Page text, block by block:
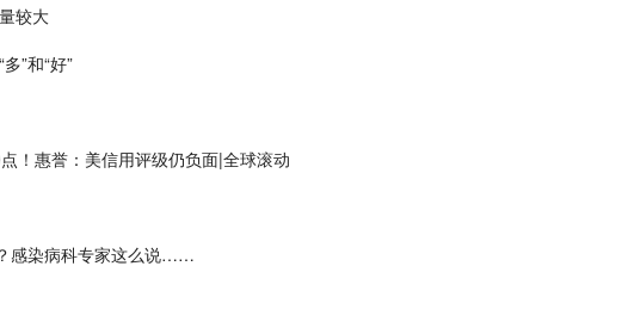
较大
”和“好”
！惠誉：美信用评级仍负面|全球滚动
感染病科专家这么说……